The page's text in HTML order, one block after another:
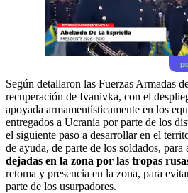
Según detallaron las Fuerzas Armadas
recuperación de Ivanivka, con el
apoyada armamentísticamente en los
entregados a Ucrania por parte de los
el siguiente paso a desarrollar en el
de ayuda, de parte de los soldados, para
dejadas en la zona por las tropas
retoma y presencia en la zona, para
parte de los usurpadores.